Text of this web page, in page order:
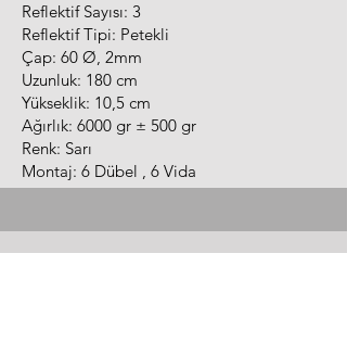
Reflektif Sayısı: 3
Reflektif Tipi: Petekli
Çap: 60 Ø, 2mm
Uzunluk: 180 cm
Yükseklik: 10,5 cm
Ağırlık: 6000 gr ± 500 gr
Renk: Sarı
Montaj: 6 Dübel , 6 Vida